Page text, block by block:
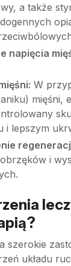
a także
napięcia
W
mięśni,
i lepszym
i
szerokie
układu